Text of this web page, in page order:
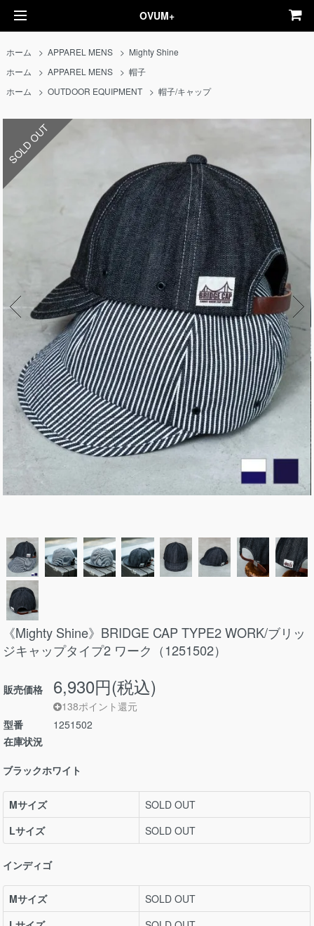
OVUM+
ホーム >APPAREL MENS > Mighty Shine
ホーム
>APPAREL MENS >帽子
ホーム
>OUTDOOR EQUIPMENT >帽子/キャップ
SOLD OUT
《Mighty Shine》BRIDGE CAP TYPE2 WORK/ブリッ
ジキャップタイプ2 ワーク（1251502）
販売価格 6,930円(税込)
138ポイント還元
型番
1251502
在庫状況
ブラックホワイト
Mサイズ
SOLD OUT
Lサイズ
SOLD OUT
インディゴ
Mサイズ
SOLD OUT